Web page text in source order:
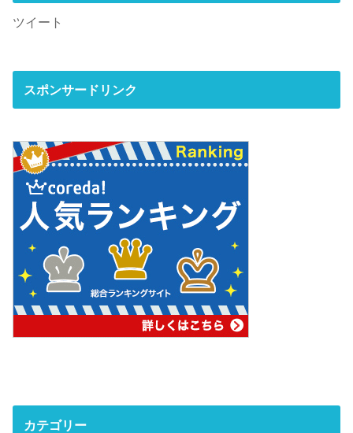
ツイート
スポンサードリンク
カテゴリー